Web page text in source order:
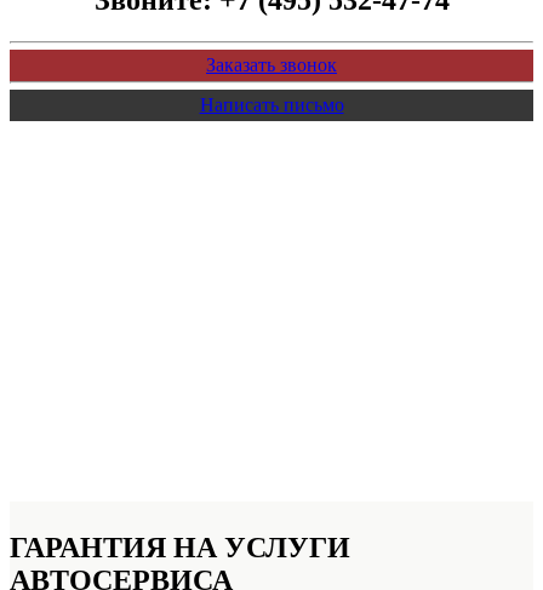
Заказать звонок
Написать письмо
ГАРАНТИЯ НА УСЛУГИ
АВТОСЕРВИСА